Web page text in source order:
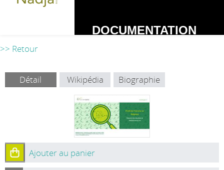
DOCUMENTATION
>> Retour
Détail Wikipédia Biographie
Ajouter au panier